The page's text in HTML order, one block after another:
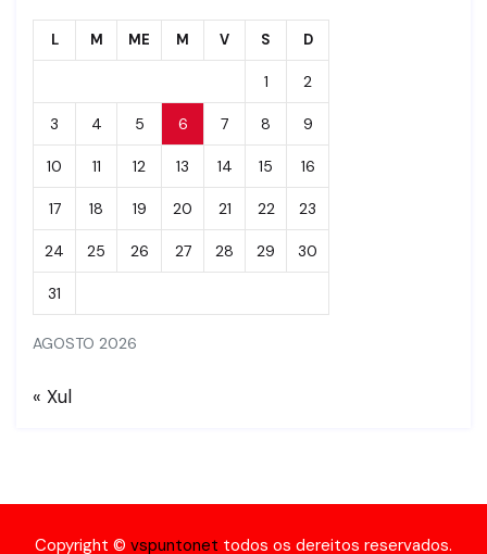
AGOSTO 2026
L M ME M V S D
1 2
3 4 5 6 7 8 9
10 11 12 13 14 15 16
17 18 19 20 21 22 23
24 25 26 27 28 29 30
31
« Xul
Copyright © vspuntonet todos os dereitos reservados.